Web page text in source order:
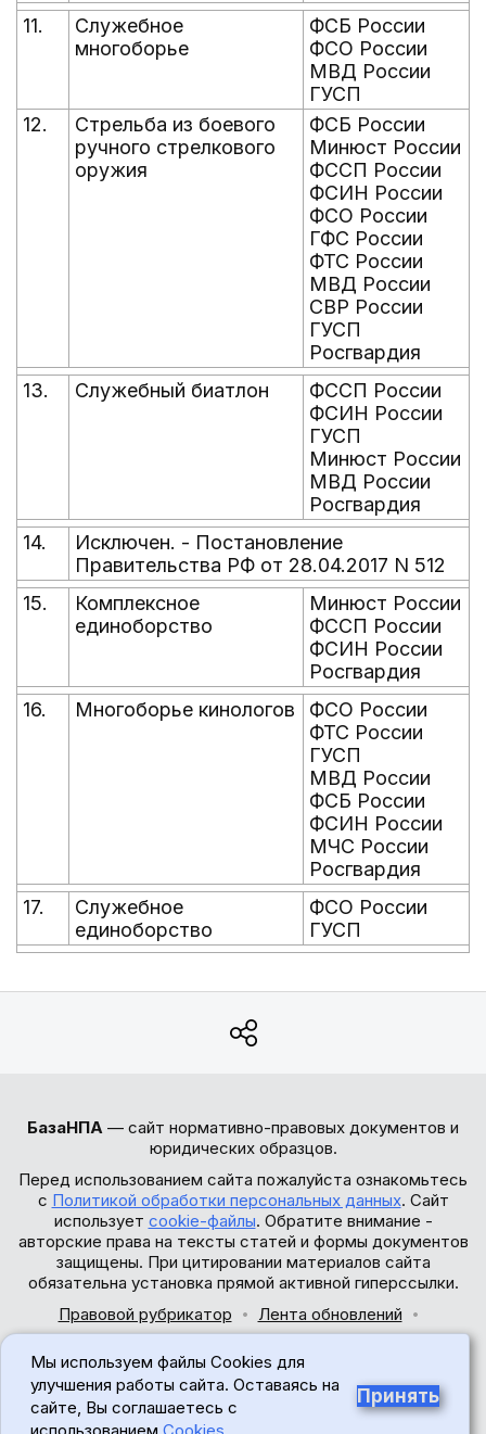
11.
Служебное
многоборье
ФСБ России
ФСО России
МВД России
ГУСП
12.
Стрельба из боевого
ручного стрелкового
оружия
ФСБ России
Минюст России
ФССП России
ФСИН России
ФСО России
ГФС России
ФТС России
МВД России
СВР России
ГУСП
Росгвардия
13.
Служебный биатлон
ФССП России
ФСИН России
ГУСП
Минюст России
МВД России
Росгвардия
14.
Исключен. - Постановление
Правительства РФ от 28.04.2017 N 512
15.
Комплексное
единоборство
Минюст России
ФССП России
ФСИН России
Росгвардия
16.
Многоборье кинологов
ФСО России
ФТС России
ГУСП
МВД России
ФСБ России
ФСИН России
МЧС России
Росгвардия
17.
Служебное
единоборство
ФСО России
ГУСП
БазаНПА — сайт нормативно-правовых документов и
юридических образцов.
Перед использованием сайта пожалуйста ознакомьтесь
с Политикой обработки персональных данных. Сайт
использует cookie-файлы. Обратите внимание -
авторские права на тексты статей и формы документов
защищены. При цитировании материалов сайта
обязательна установка прямой активной гиперссылки.
Правовой рубрикатор
Лента обновлений
© 2017-2026
18+
Мы используем файлы Cookies для
улучшения работы сайта. Оставаясь на
сайте, Вы соглашаетесь с
Принять